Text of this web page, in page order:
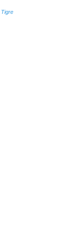
Tigre